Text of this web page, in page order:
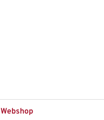
Webshop